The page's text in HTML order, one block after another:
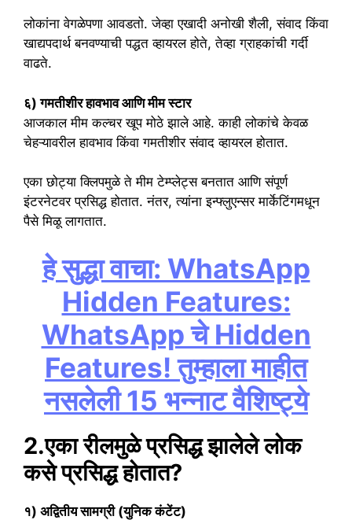
लोकांना वेगळेपणा आवडतो. जेव्हा एखादी अनोखी शैली, संवाद किंवा
खाद्यपदार्थ बनवण्याची पद्धत व्हायरल होते, तेव्हा ग्राहकांची गर्दी
वाढते.
६) गमतीशीर हावभाव आणि मीम स्टार
आजकाल मीम कल्चर खूप मोठे झाले आहे. काही लोकांचे केवळ
चेहऱ्यावरील हावभाव किंवा गमतीशीर संवाद व्हायरल होतात.
एका छोट्या क्लिपमुळे ते मीम टेम्प्लेट्स बनतात आणि संपूर्ण
इंटरनेटवर प्रसिद्ध होतात. नंतर, त्यांना इन्फ्लुएन्सर मार्केटिंगमधून
पैसे मिळू लागतात.
हे सुद्धा वाचा: WhatsApp
Hidden Features:
WhatsApp चे Hidden
Features! तुम्हाला माहीत
नसलेली 15 भन्नाट वैशिष्ट्ये
2.एका रीलमुळे प्रसिद्ध झालेले लोक
कसे प्रसिद्ध होतात?
१) अद्वितीय सामग्री (युनिक कंटेंट)